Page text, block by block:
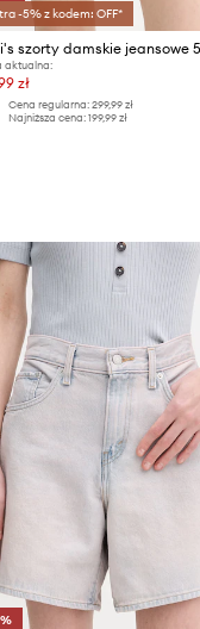
-5% z kodem: OFF*
aktualna:
zł
Cena regularna: 299,99 zł
Najniższa cena: 199,99 zł